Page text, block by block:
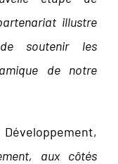
illustre
soutenir les
de notre
aux côtés